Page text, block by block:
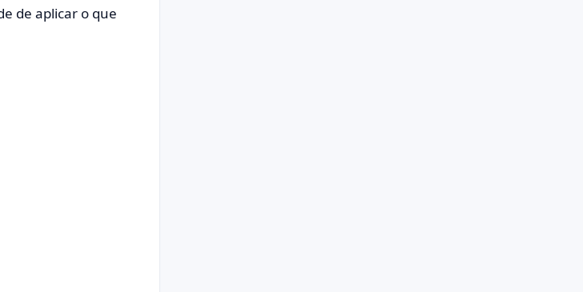
de aplicar o que